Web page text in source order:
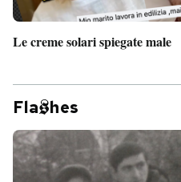
Le creme solari spiegate male
Fla hes